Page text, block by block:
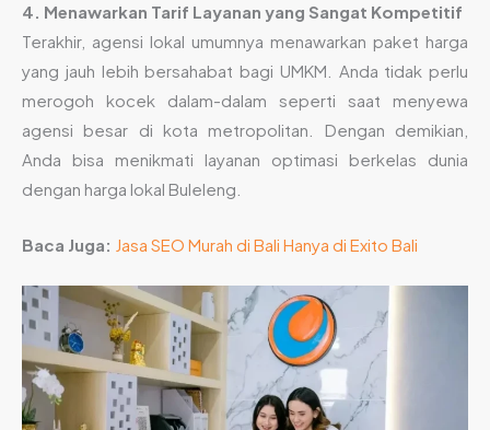
4. Menawarkan Tarif Layanan yang Sangat Kompetitif
Terakhir, agensi lokal umumnya menawarkan paket harga
yang jauh lebih bersahabat bagi UMKM. Anda tidak perlu
merogoh kocek dalam-dalam seperti saat menyewa
agensi besar di kota metropolitan. Dengan demikian,
Anda bisa menikmati layanan optimasi berkelas dunia
dengan harga lokal Buleleng.
Baca Juga: Jasa SEO Murah di Bali Hanya di Exito Bali